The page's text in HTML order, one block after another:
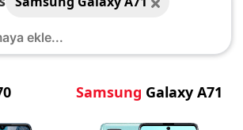
Samsung Galaxy A71